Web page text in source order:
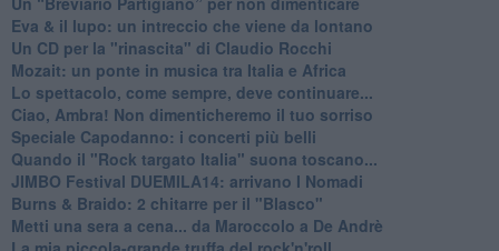
Eva & il lupo: un intreccio che viene da lontano
Un CD per la "rinascita" di Claudio Rocchi
Mozait: un ponte in musica tra Italia e Africa
Lo spettacolo, come sempre, deve continuare...
Ciao, Ambra! Non dimenticheremo il tuo sorriso
Speciale Capodanno: i concerti più belli
Quando il "Rock targato Italia" suona toscano...
JIMBO Festival DUEMILA14: arrivano I Nomadi
Burns & Braido: 2 chitarre per il "Blasco"
Metti una sera a cena... da Maroccolo a De Andrè